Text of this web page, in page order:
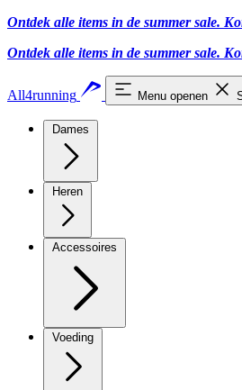
Ontdek alle items in de summer sale.
Ontdek alle items in de summer sale.
All4running Menu openen
Dames
Heren
Accessoires
Voeding